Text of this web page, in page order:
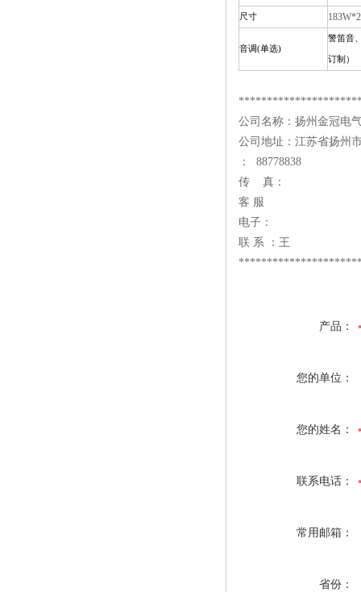
尺寸
音调(单选)
警笛音
订制）
公司名称：扬州金冠电
公司地址：江苏省扬州
： 88778838
传 真：
客 服
电子：
联 系 ：王
产品：
您的单位：
您的姓名：
联系电话：
常用邮箱：
省份：